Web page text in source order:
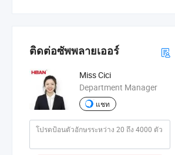
ติดต่อซัพพลายเออร์
Miss Cici
Department Manager
แชท